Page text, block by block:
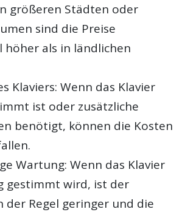
größeren Städten oder
sind die Preise
höher als in ländlichen
Klaviers: Wenn das Klavier
ist oder zusätzliche
benötigt, können die Kosten
Wartung: Wenn das Klavier
gestimmt wird, ist der
der Regel geringer und die